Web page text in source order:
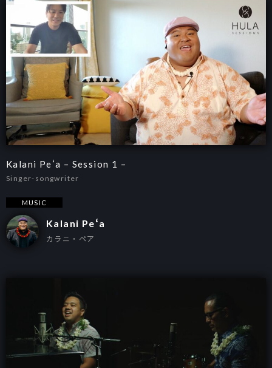
Kalani Peʻa – Session 1 –
Singer-songwriter
MUSIC
Kalani Peʻa
カラニ・ペア